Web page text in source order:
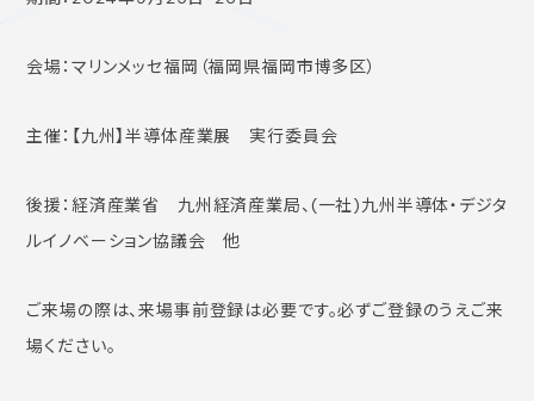
会場：マリンメッセ福岡（福岡県福岡市博多区）
主催：【九州】半導体産業展 実行委員会
後援：経済産業省 九州経済産業局、(一社)九州半導体・デジタ
ルイノベーション協議会 他
ご来場の際は、来場事前登録は必要です。必ずご登録のうえご来
場ください。